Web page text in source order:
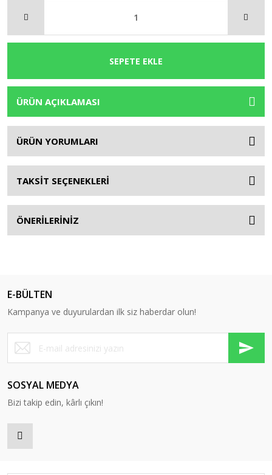
SEPETE EKLE
ÜRÜN AÇIKLAMASI
ÜRÜN YORUMLARI
TAKSİT SEÇENEKLERİ
ÖNERİLERİNİZ
E-BÜLTEN
Kampanya ve duyurulardan ilk siz haberdar olun!
SOSYAL MEDYA
Bizi takip edin, kârlı çıkın!